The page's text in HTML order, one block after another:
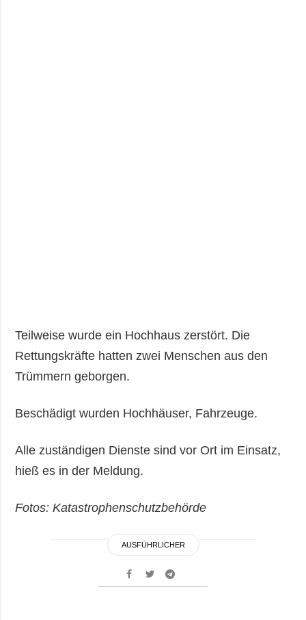
Teilweise wurde ein Hochhaus zerstört. Die
Rettungskräfte hatten zwei Menschen aus den
Trümmern geborgen.
Beschädigt wurden Hochhäuser, Fahrzeuge.
Alle zuständigen Dienste sind vor Ort im Einsatz,
hieß es in der Meldung.
Fotos: Katastrophenschutzbehörde
AUSFÜHRLICHER